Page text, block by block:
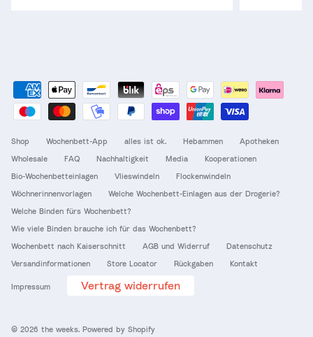
Shop Wochenbett-App alles ist ok. Hebammen
Apotheken
Wholesale
FAQ Nachhaltigkeit Media
Kooperationen
Bio-Wochenbetteinlagen
Vlieswindeln
Flockenwindeln
Wöchnerinnenvorlagen
Welche Wochenbett-Einlagen aus der Drogerie?
Welche Binden fürs Wochenbett?
Wie viele Binden brauche ich für das Wochenbett?
Wochenbett nach Kaiserschnitt
AGB und Widerruf
Datenschutz
Versandinformationen
Store Locator Rückgaben Kontakt
Impressum Vertrag widerrufen
© 2026 the weeks. Powered by Shopify